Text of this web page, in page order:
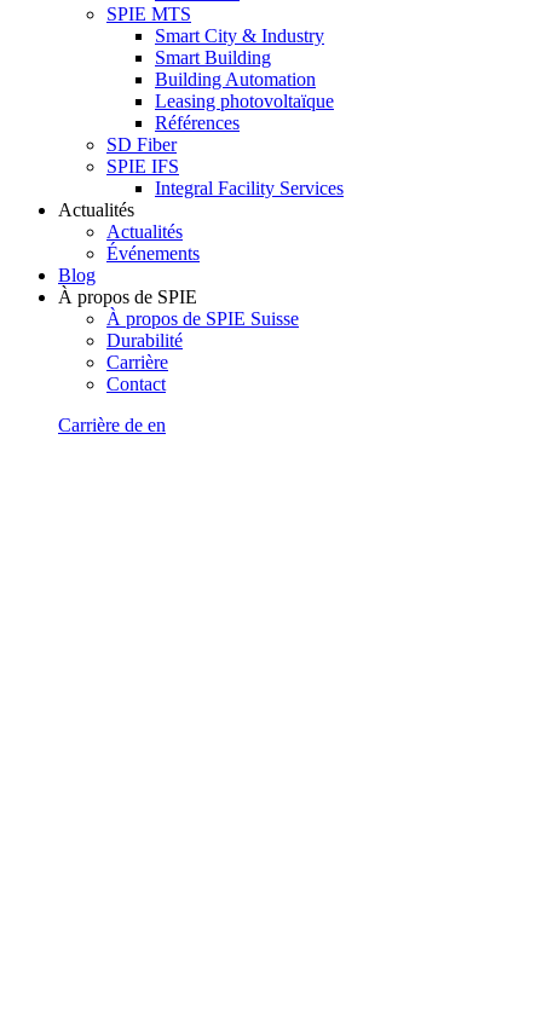
SPIE MTS
Smart City & Industry
Smart Building
Building Automation
Leasing photovoltaïque
Références
SD Fiber
SPIE IFS
Integral Facility Services
Actualités
Actualités
Événements
Blog
À propos de SPIE
À propos de SPIE Suisse
Durabilité
Carrière
Contact
Carrière de en